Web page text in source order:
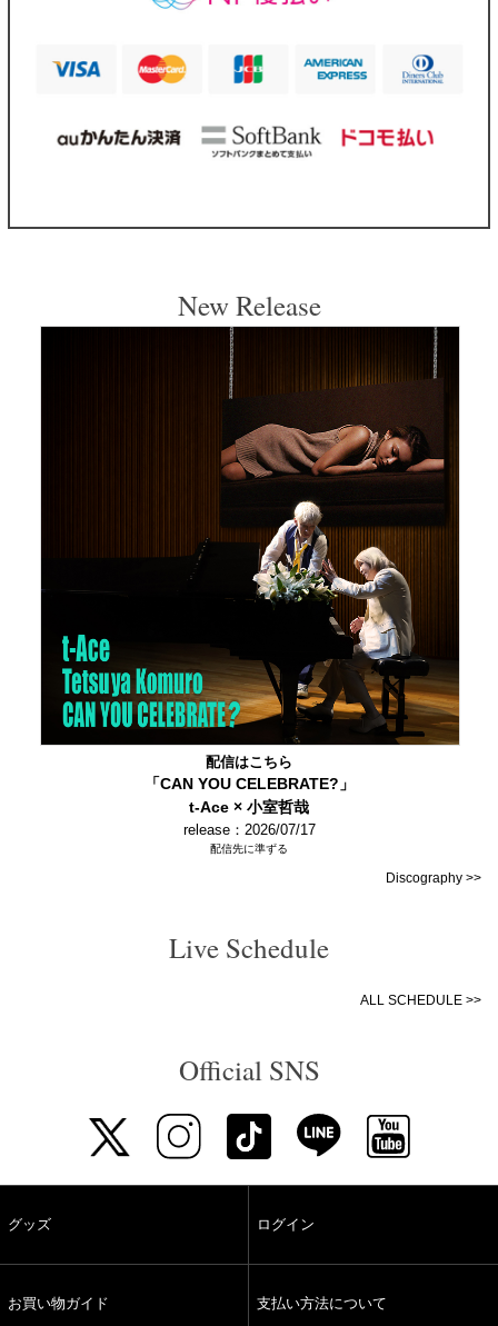
New Release
配信はこちら
「CAN YOU CELEBRATE?」
t-Ace × 小室哲哉
release：2026/07/17
配信先に準ずる
Discography >>
Live Schedule
ALL SCHEDULE >>
Official SNS
グッズ ログイン
お買い物ガイド 支払い方法について